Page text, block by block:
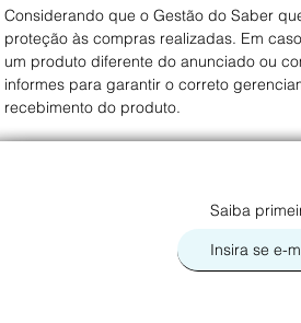
Considerando que o Gestão do Saber
proteção às compras realizadas. Em
um produto diferente do anunciado ou
informes para garantir o correto
recebimento do produto.
Saiba